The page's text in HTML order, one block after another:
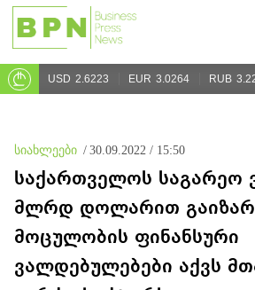
USD 2.6223 EUR 3.0264 RUB
სიახლეები / 30.09.2022 / 15:50
საქართველოს საგარეო
მლრდ დოლარით
მოცულობის ფინანსური
ვალდებულებები აქვს